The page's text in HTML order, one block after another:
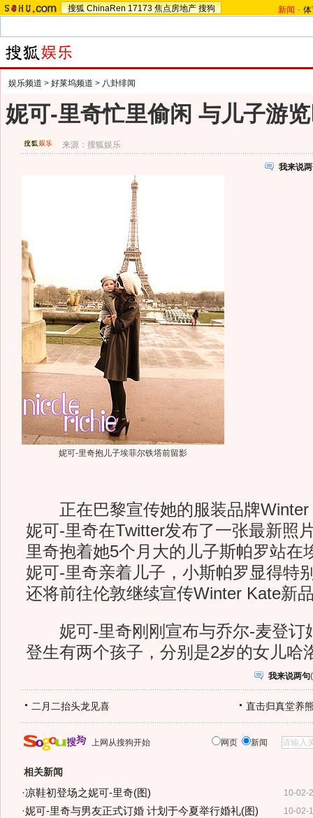
搜狐 ChinaRen 17173 焦点房地产 搜狗 新闻 -
娱乐频道 > 好莱坞频道 > 八卦绯闻
妮可-里奇忙里偷闲 与儿子游
来源：搜狐娱乐
我来说
妮可-里奇抱儿子埃菲尔铁塔前留影
正在巴黎宣传她的服装品牌Winter
妮可-里奇在Twitter发布了一张最新照
里奇抱着她5个月大的儿子斯帕罗站在
妮可-里奇亲着儿子，小斯帕罗显得特
还将前往伦敦继续宣传Winter Kate新
妮可-里奇刚刚宣布与乔尔-麦登订
登生有两个孩子，分别是2岁的女儿哈
我来说两句(
二月二抬头龙见喜 直击归真堂养
上网从搜狗开始 网页 新闻
相关新闻
10-02-
·凉鞋初登场之妮可-里奇(图)
10-02-
·妮可-里奇与男友正式订婚 计划于今夏举行婚礼(图)